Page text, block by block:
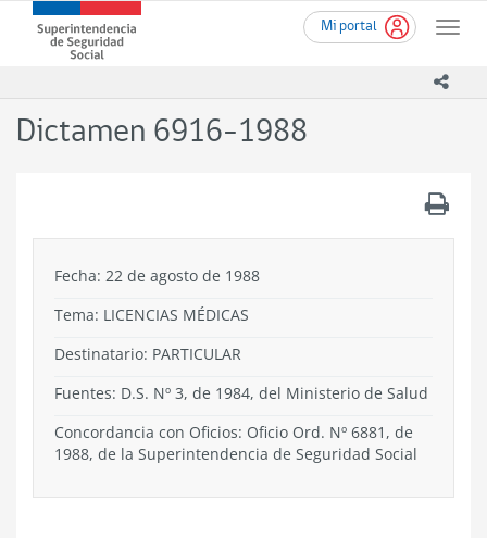
contenido
Mi portal
Toggle
Superintendencia
de
-
Dictamen 6916-1988
Fecha: 22 de agosto de 1988
Tema: LICENCIAS MÉDICAS
Destinatario: PARTICULAR
Fuentes: D.S. Nº 3, de 1984, del Ministerio de Salud
Concordancia con Oficios: Oficio Ord. Nº 6881, de
1988, de la Superintendencia de Seguridad Social